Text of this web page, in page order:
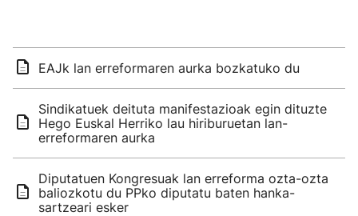
EAJk lan erreformaren aurka bozkatuko du
Sindikatuek deituta manifestazioak egin dituzte
Hego Euskal Herriko lau hiriburuetan lan-
erreformaren aurka
Diputatuen Kongresuak lan erreforma ozta-ozta
baliozkotu du PPko diputatu baten hanka-
sartzeari esker